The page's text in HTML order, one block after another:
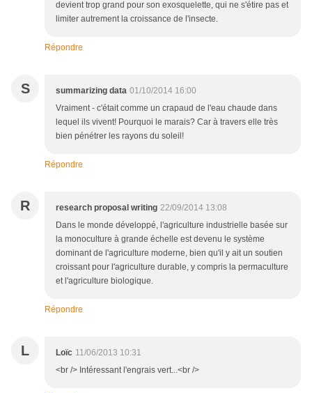
devient trop grand pour son exosquelette, qui ne s'étire pas et
limiter autrement la croissance de l'insecte.
Répondre
S summarizing data 01/10/2014 16:00
Vraiment - c'était comme un crapaud de l'eau chaude dans
lequel ils vivent! Pourquoi le marais? Car à travers elle très
bien pénétrer les rayons du soleil!
Répondre
R research proposal writing 22/09/2014 13:08
Dans le monde développé, l'agriculture industrielle basée sur
la monoculture à grande échelle est devenu le système
dominant de l'agriculture moderne, bien qu'il y ait un soutien
croissant pour l'agriculture durable, y compris la permaculture
et l'agriculture biologique.
Répondre
L Loïc 11/06/2013 10:31
<br /> Intéressant l'engrais vert...<br />